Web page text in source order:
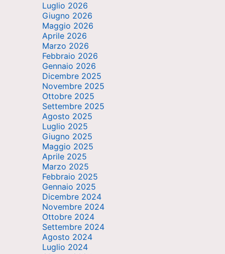
Luglio 2026
Giugno 2026
Maggio 2026
Aprile 2026
Marzo 2026
Febbraio 2026
Gennaio 2026
Dicembre 2025
Novembre 2025
Ottobre 2025
Settembre 2025
Agosto 2025
Luglio 2025
Giugno 2025
Maggio 2025
Aprile 2025
Marzo 2025
Febbraio 2025
Gennaio 2025
Dicembre 2024
Novembre 2024
Ottobre 2024
Settembre 2024
Agosto 2024
Luglio 2024